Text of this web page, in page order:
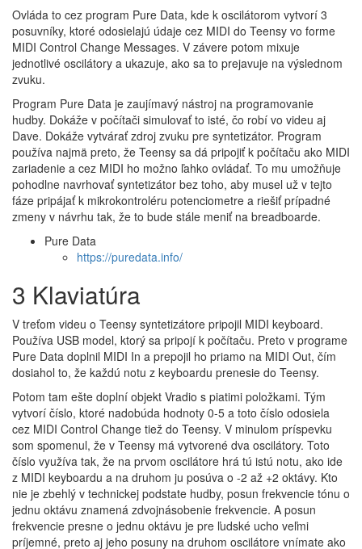
Ovláda to cez program Pure Data, kde k oscilátorom vytvorí 3
posuvníky, ktoré odosielajú údaje cez MIDI do Teensy vo forme
MIDI Control Change Messages. V závere potom mixuje
jednotlivé oscilátory a ukazuje, ako sa to prejavuje na výslednom
zvuku.
Program Pure Data je zaujímavý nástroj na programovanie
hudby. Dokáže v počítači simulovať to isté, čo robí vo videu aj
Dave. Dokáže vytvárať zdroj zvuku pre syntetizátor. Program
používa najmä preto, že Teensy sa dá pripojiť k počítaču ako MIDI
zariadenie a cez MIDI ho možno ľahko ovládať. To mu umožňuje
pohodlne navrhovať syntetizátor bez toho, aby musel už v tejto
fáze pripájať k mikrokontroléru potenciometre a riešiť prípadné
zmeny v návrhu tak, že to bude stále meniť na breadboarde.
Pure Data
https://puredata.info/
3 Klaviatúra
V treťom videu o Teensy syntetizátore pripojil MIDI keyboard.
Používa USB model, ktorý sa pripojí k počítaču. Preto v programe
Pure Data doplnil MIDI In a prepojil ho priamo na MIDI Out, čím
dosiahol to, že každú notu z keyboardu prenesie do Teensy.
Potom tam ešte doplní objekt Vradio s piatimi položkami. Tým
vytvorí číslo, ktoré nadobúda hodnoty 0-5 a toto číslo odosiela
cez MIDI Control Change tiež do Teensy. V minulom príspevku
som spomenul, že v Teensy má vytvorené dva oscilátory. Toto
číslo využíva tak, že na prvom oscilátore hrá tú istú notu, ako ide
z MIDI keyboardu a na druhom ju posúva o -2 až +2 oktávy. Kto
nie je zbehlý v technickej podstate hudby, posun frekvencie tónu o
jednu oktávu znamená zdvojnásobenie frekvencie. A posun
frekvencie presne o jednu oktávu je pre ľudské ucho veľmi
príjemné, preto aj jeho posuny na druhom oscilátore vnímate ako